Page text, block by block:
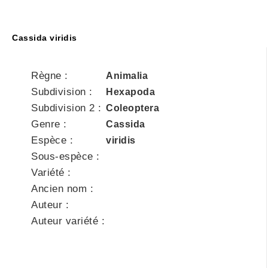
Cassida viridis
Règne : Animalia
Subdivision : Hexapoda
Subdivision 2 : Coleoptera
Genre : Cassida
Espèce : viridis
Sous-espèce :
Variété :
Ancien nom :
Auteur :
Auteur variété :